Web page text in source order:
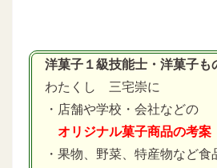
洋菓子１級技能士・洋菓子も
わたくし 三宅崇に
・店舗や学校・会社などの
オリジナル菓子商品の考案
・果物、野菜、特産物など食